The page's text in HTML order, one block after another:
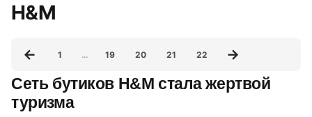
H&M
1 … 19 20 21 22
Сеть бутиков H&M стала жертвой
туризма